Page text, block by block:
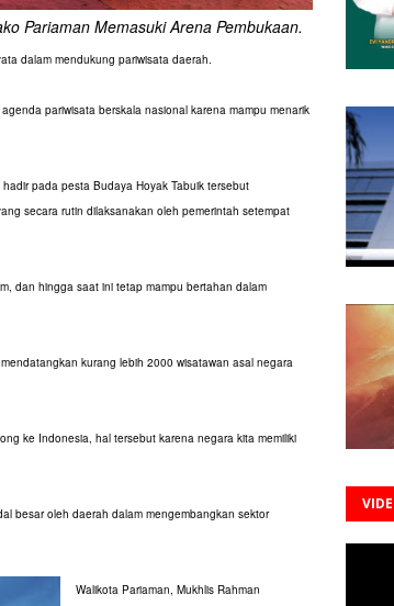
Pariaman Memasuki Arena Pembukaan.
dalam mendukung pariwisata daerah.
pariwisata berskala nasional karena mampu menarik
pada pesta Budaya Hoyak Tabuik tersebut
secara rutin dilaksanakan oleh pemerintah setempat
dan hingga saat ini tetap mampu bertahan dalam
kurang lebih 2000 wisatawan asal negara
ke Indonesia, hal tersebut karena negara kita memiliki
besar oleh daerah dalam mengembangkan sektor
Walikota Pariaman, Mukhlis Rahman